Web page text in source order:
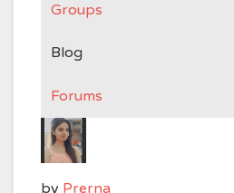
Groups
Blog
Forums
by Prerna